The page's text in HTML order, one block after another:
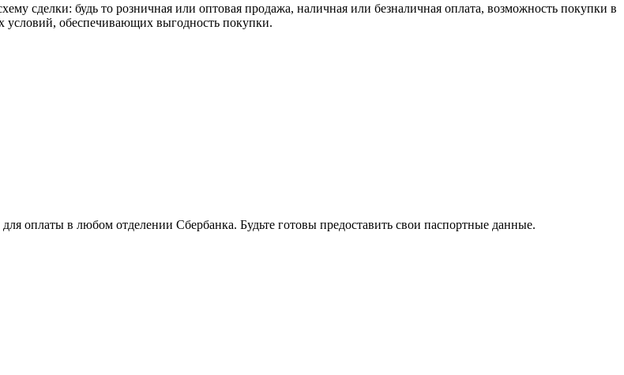
будь то розничная или оптовая продажа, наличная или безналичная оплата, возможность покупки в
условий, обеспечивающих выгодность покупки.
оплаты в любом отделении Сбербанка. Будьте готовы предоставить свои паспортные данные.